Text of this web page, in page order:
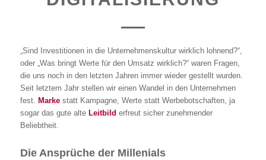
„Sind Investitionen in die Unternehmenskultur wirklich lohnend?“,
oder „Was bringt Werte für den Umsatz wirklich?“ waren Fragen,
die uns noch in den letzten Jahren immer wieder gestellt wurden.
Seit letztem Jahr stellen wir einen Wandel in den Unternehmen
fest. Markestatt Kampagne, Werte statt Werbebotschaften, ja
sogar das gute alte Leitbild erfreut sicher zunehmender
Beliebtheit.
Die Ansprüche der Millenials